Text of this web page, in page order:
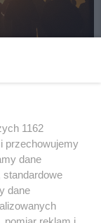
niesamowite
1162
przechowujemy
dane
standardowe
dane